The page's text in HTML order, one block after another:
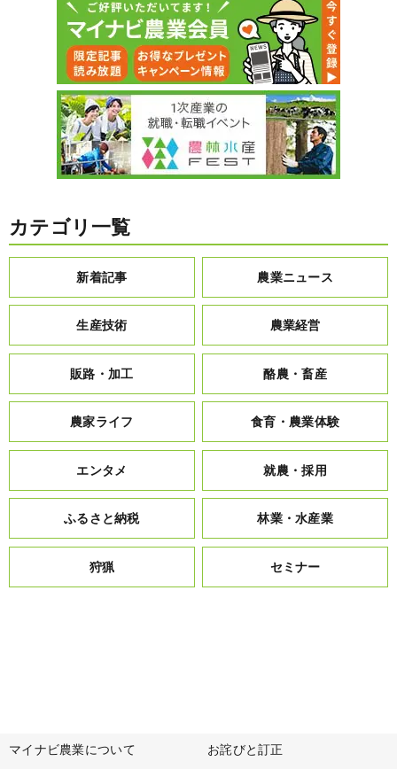
カテゴリ一覧
新着記事 農業ニュース
生産技術 農業経営
販路・加工 酪農・畜産
農家ライフ 食育・農業体験
エンタメ 就農・採用
ふるさと納税 林業・水産業
狩猟 セミナー
マイナビ農業について お詫びと訂正